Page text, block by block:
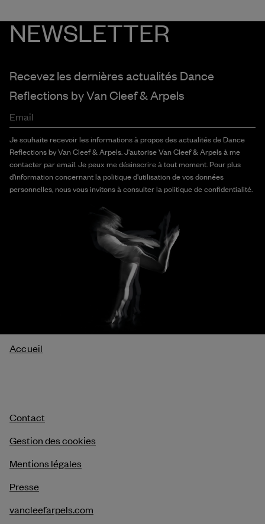
NEWSLETTER
Recevez les dernières actualités Dance
Reflections byVan Cleef & Arpels
Email
Je souhaite recevoir les informations à propos des actualités de Dance
Reflections by Van Cleef & Arpels. J'autorise Van Cleef & Arpels à me
contacter par email. Je peux me désinscrire à tout moment. Pour plus
d'information concernant la politique d'utilisation de vos données
personnelles, nous vous invitons à consulter la politique de confidentialité.
Fil
Accueil
Contact
Gestion des cookies
Mentions légales
Presse
vancleefarpels.com